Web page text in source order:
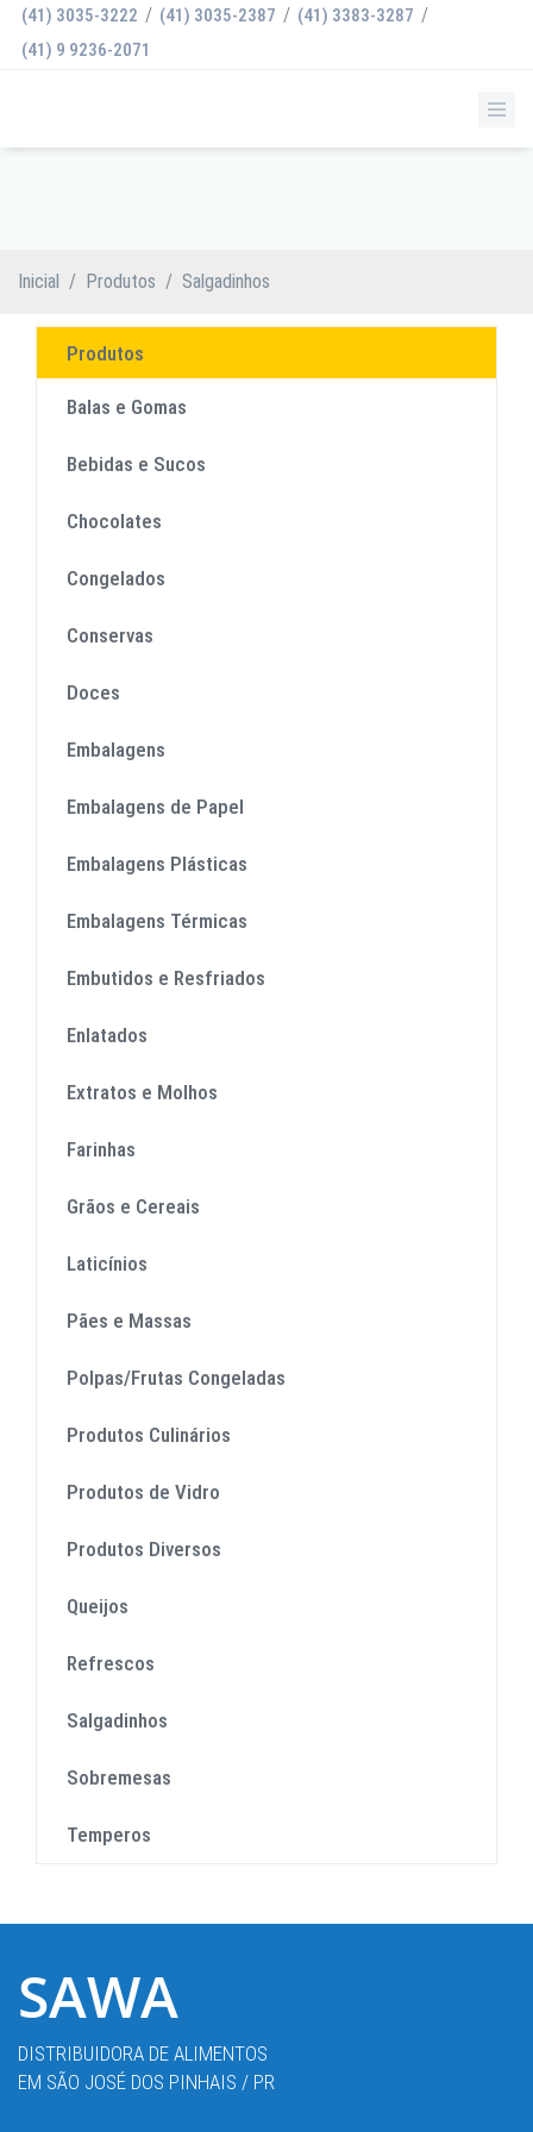
(41) 3035-3222 / (41) 3035-2387 / (41) 3383-3287 /
(41) 9 9236-2071
Inicial / Produtos / Salgadinhos
Produtos
Balas e Gomas
Bebidas e Sucos
Chocolates
Congelados
Conservas
Doces
Embalagens
Embalagens de Papel
Embalagens Plásticas
Embalagens Térmicas
Embutidos e Resfriados
Enlatados
Extratos e Molhos
Farinhas
Grãos e Cereais
Laticínios
Pães e Massas
Polpas/Frutas Congeladas
Produtos Culinários
Produtos de Vidro
Produtos Diversos
Queijos
Refrescos
Salgadinhos
Sobremesas
Temperos
SAWA
DISTRIBUIDORA DE ALIMENTOS
EM SÃO JOSÉ DOS PINHAIS / PR